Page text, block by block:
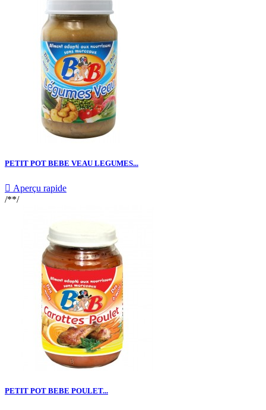
PETIT POT BEBE VEAU LEGUMES...
 Aperçu rapide
/**/
PETIT POT BEBE POULET...